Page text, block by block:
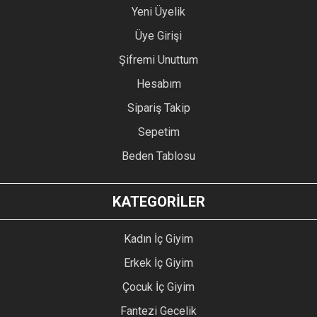
Yeni Üyelik
Üye Girişi
Şifremi Unuttum
Hesabım
Sipariş Takip
Sepetim
Beden Tablosu
KATEGORİLER
Kadın İç Giyim
Erkek İç Giyim
Çocuk İç Giyim
Fantezi Gecelik